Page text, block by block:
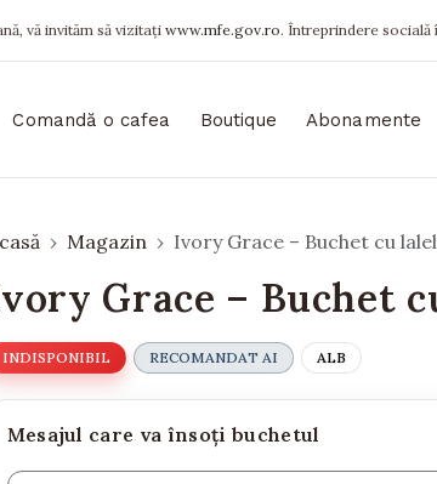
vă invităm să vizitați www.mfe.gov.ro. Întreprindere socială
Comandă o cafea Boutique Abonamente
Magazin Ivory Grace – Buchet cu
Grace – Buchet
INDISPONIBIL RECOMANDAT AI ALB
Mesajul care va însoți buchetul